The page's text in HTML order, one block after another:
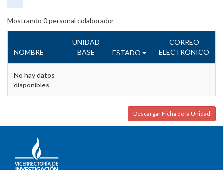
Mostrando 0personal colaborador
NOMBRE
UNIDAD
BASE
ESTADO
CORREO
ELECTRÓNICO
No hay datos
disponibles
Descargar Ficha de la Unidad